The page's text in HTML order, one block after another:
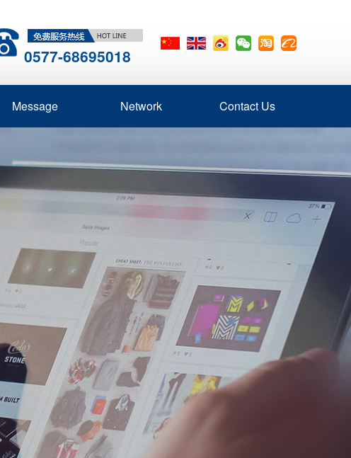
0577-68695018
Message Network Contact Us